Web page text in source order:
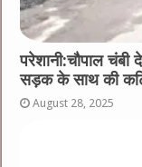
परेशानी:चौपाल चंबी
सड़क के साथ की
August 28, 2025